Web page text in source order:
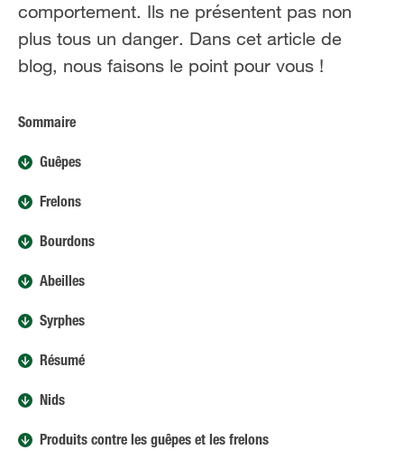
Qui sommes-nous?
FR NL
comportement. Ils ne présentent pas non
plus tous un danger. Dans cet article de
blog, nous faisons le point pour vous !
Sommaire
Guêpes
Frelons
Bourdons
Abeilles
Syrphes
Résumé
Nids
Produits contre les guêpes et les frelons